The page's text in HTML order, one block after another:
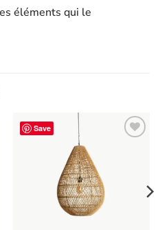
éléments qui le
Save